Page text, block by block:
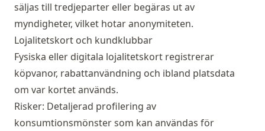
säljas till tredjeparter eller begäras ut av
myndigheter, vilket hotar anonymiteten.
Lojalitetskort och kundklubbar
Fysiska eller digitala lojalitetskort registrerar
köpvanor, rabattanvändning och ibland platsdata
om var kortet används.
Risker: Detaljerad profilering av
konsumtionsmönster som kan användas för